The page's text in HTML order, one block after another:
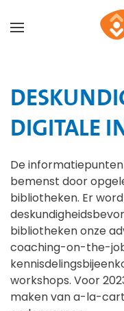
DIGITALE
De
bemenst door
bibliotheken. Er
bibliotheken onze
coaching-on-the-
workshops. Voor
maken van a-la-